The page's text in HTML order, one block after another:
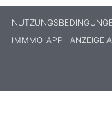
IMMMO-APP
ANZEIGE